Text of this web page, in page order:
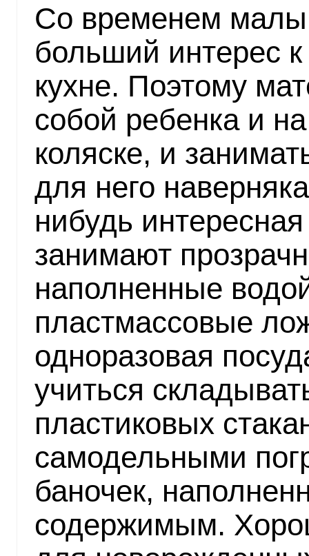
Со временем
больший интерес к
кухне. Поэтому
собой ребенка и
коляске, и
для него
нибудь
занимают
наполненные
пластмассовые
одноразовая
учиться
пластиковых
самодельными
баночек,
содержимым.